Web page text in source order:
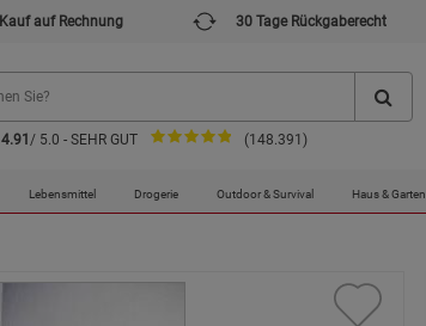
Kauf auf Rechnung 30 Tage Rückgaberecht
4.91 / 5.0 - SEHR GUT (148.391)
Lebensmittel Drogerie Outdoor & Survival Haus & Garten